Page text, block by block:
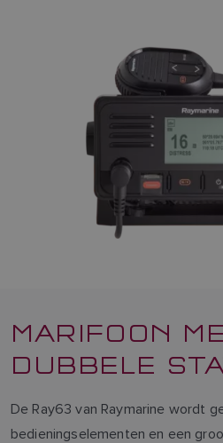
MARIFOON
DUBBELE
De Ray63 van Raymarine wordt
bedieningselementen en een